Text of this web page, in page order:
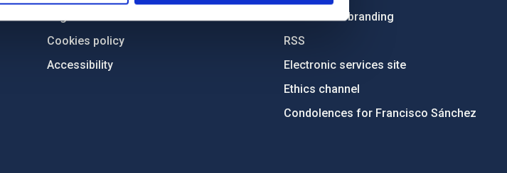
Legal notice
Cookies policy
Accessibility
Institutional branding
RSS
Electronic services site
Ethics channel
Condolences for Francisco Sánchez